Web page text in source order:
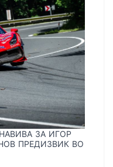
ЗА ИГОР
ПРЕДИЗВИК ВО